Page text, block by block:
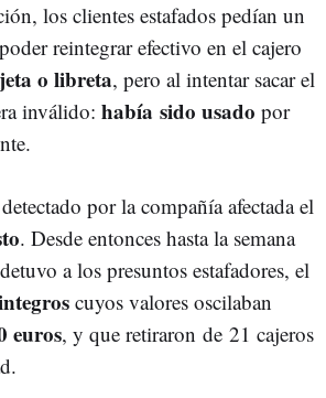
los clientes estafados pedían un
reintegrar efectivo en el cajero
o libreta, pero al intentar sacar el
inválido: había sido usado por
por la compañía afectada el
. Desde entonces hasta la semana
a los presuntos estafadores, el
cuyos valores oscilaban
euros, y que retiraron de 21 cajeros